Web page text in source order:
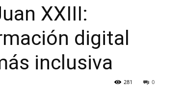
XXIII:
digital
inclusiva
0
281